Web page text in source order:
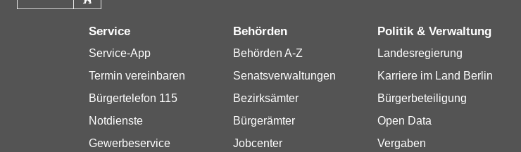
Service
Service-App
Termin vereinbaren
Bürgertelefon 115
Notdienste
Gewerbeservice
Behörden
Behörden A-Z
Senatsverwaltungen
Bezirksämter
Bürgerämter
Jobcenter
Politik & Verwaltung
Landesregierung
Karriere im Land Berlin
Bürgerbeteiligung
Open Data
Vergaben